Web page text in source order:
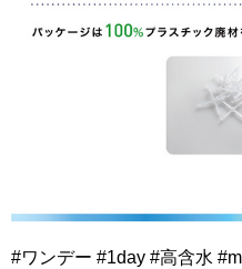
#ワンデー #1day #高含水